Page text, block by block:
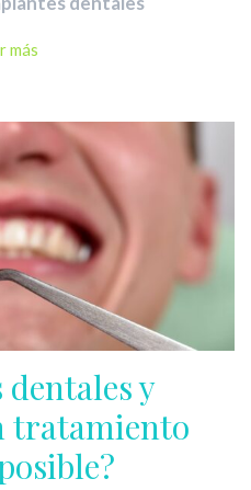
más
y
tratamiento